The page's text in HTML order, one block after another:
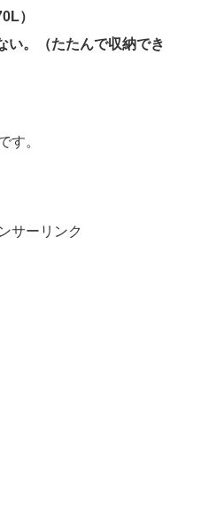
）
い。（たたんで収納でき
す。
サーリンク